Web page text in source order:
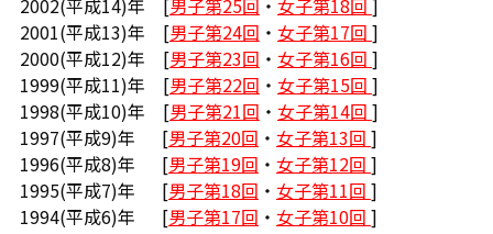
2002(平成14)年 [男子第25回 ・ 女子第18回 ]
2001(平成13)年 [男子第24回 ・ 女子第17回 ]
2000(平成12)年 [男子第23回 ・ 女子第16回 ]
1999(平成11)年 [男子第22回 ・ 女子第15回 ]
1998(平成10)年 [男子第21回 ・ 女子第14回 ]
1997(平成9)年 [男子第20回 ・ 女子第13回 ]
1996(平成8)年 [男子第19回 ・ 女子第12回 ]
1995(平成7)年 [男子第18回 ・ 女子第11回 ]
1994(平成6)年 [男子第17回 ・ 女子第10回 ]